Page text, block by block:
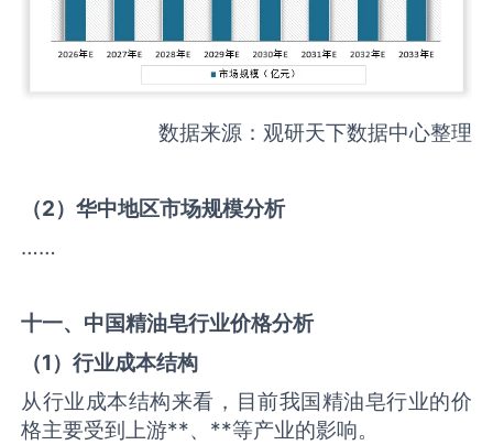
数据来源：观研天下数据中心整理
（2）华中地区市场规模分析
……
十一、中国精油皂行业价格分析
（1）行业成本结构
从行业成本结构来看，目前我国精油皂行业的价
格主要受到上游**、**等产业的影响。